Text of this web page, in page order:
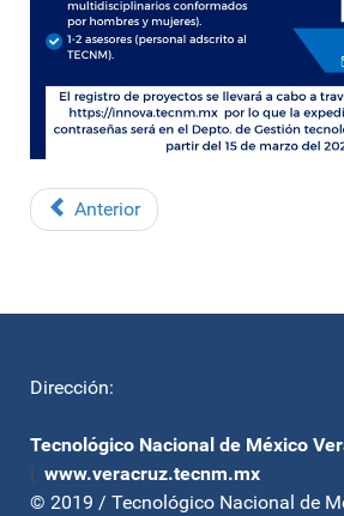
Anterior
Dirección:
Tecnológico Nacional de México
| www.veracruz.tecnm.mx
© 2019 / Tecnológico Nacional de